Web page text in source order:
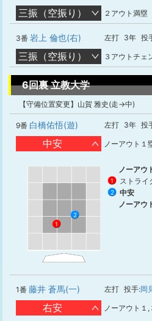
三振（空振り） ２アウト満塁
3番 岩上 倫也(右) 左打 3年 投
三振（空振り） ３アウトチェ
6回裏 立教大学
【守備位置変更】山賀 雅史(走→中)
9番 白橋佑悟(遊) 左打 3年 投
中安 ノーアウト１
1
2
ノーアウ
1 ストライ
2
中安
ノーアウ
1番 藤井 蒼馬(一) 左打 投手:岡
右安 ノーアウト１,